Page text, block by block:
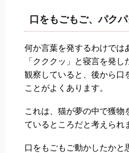
口をもごもご、パク
何か言葉を発するわけでは
「クククッ」と寝言を発
観察していると、後から口
ことがよくあります。
これは、猫が夢の中で獲物
ているところだと考えられ
口をもごもご動かしたかと